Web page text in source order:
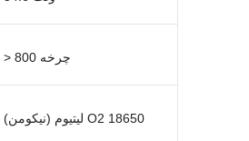
> 800 چرخه
لیتیوم (نیکومن) O2 18650